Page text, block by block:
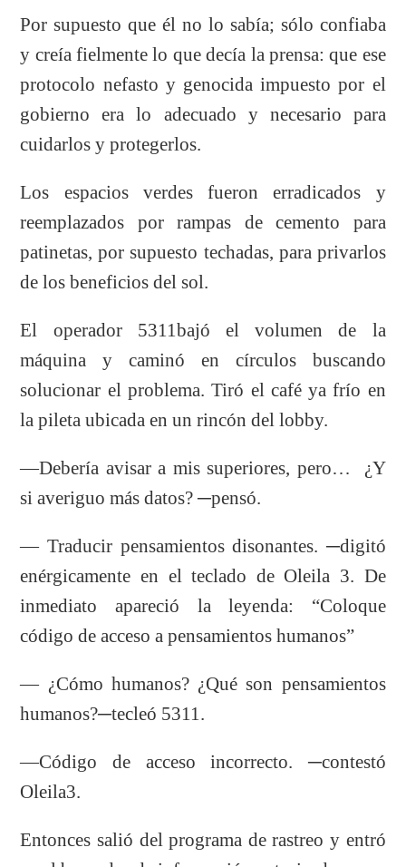
Por supuesto que él no lo sabía; sólo confiaba
y creía fielmente lo que decía la prensa: que ese
protocolo nefasto y genocida impuesto por el
gobierno era lo adecuado y necesario para
cuidarlos y protegerlos.
Los espacios verdes fueron erradicados y
reemplazados por rampas de cemento para
patinetas, por supuesto techadas, para privarlos
de los beneficios del sol.
El operador 5311bajó el volumen de la
máquina y caminó en círculos buscando
solucionar el problema. Tiró el café ya frío en
la pileta ubicada en un rincón del lobby.
—Debería avisar a mis superiores, pero… ¿Y
si averiguo más datos? ─pensó.
— Traducir pensamientos disonantes. ─digitó
enérgicamente en el teclado de Oleila 3. De
inmediato apareció la leyenda: “Coloque
código de acceso a pensamientos humanos”
— ¿Cómo humanos? ¿Qué son pensamientos
humanos?─tecleó 5311.
—Código de acceso incorrecto. ─contestó
Oleila3.
Entonces salió del programa de rastreo y entró